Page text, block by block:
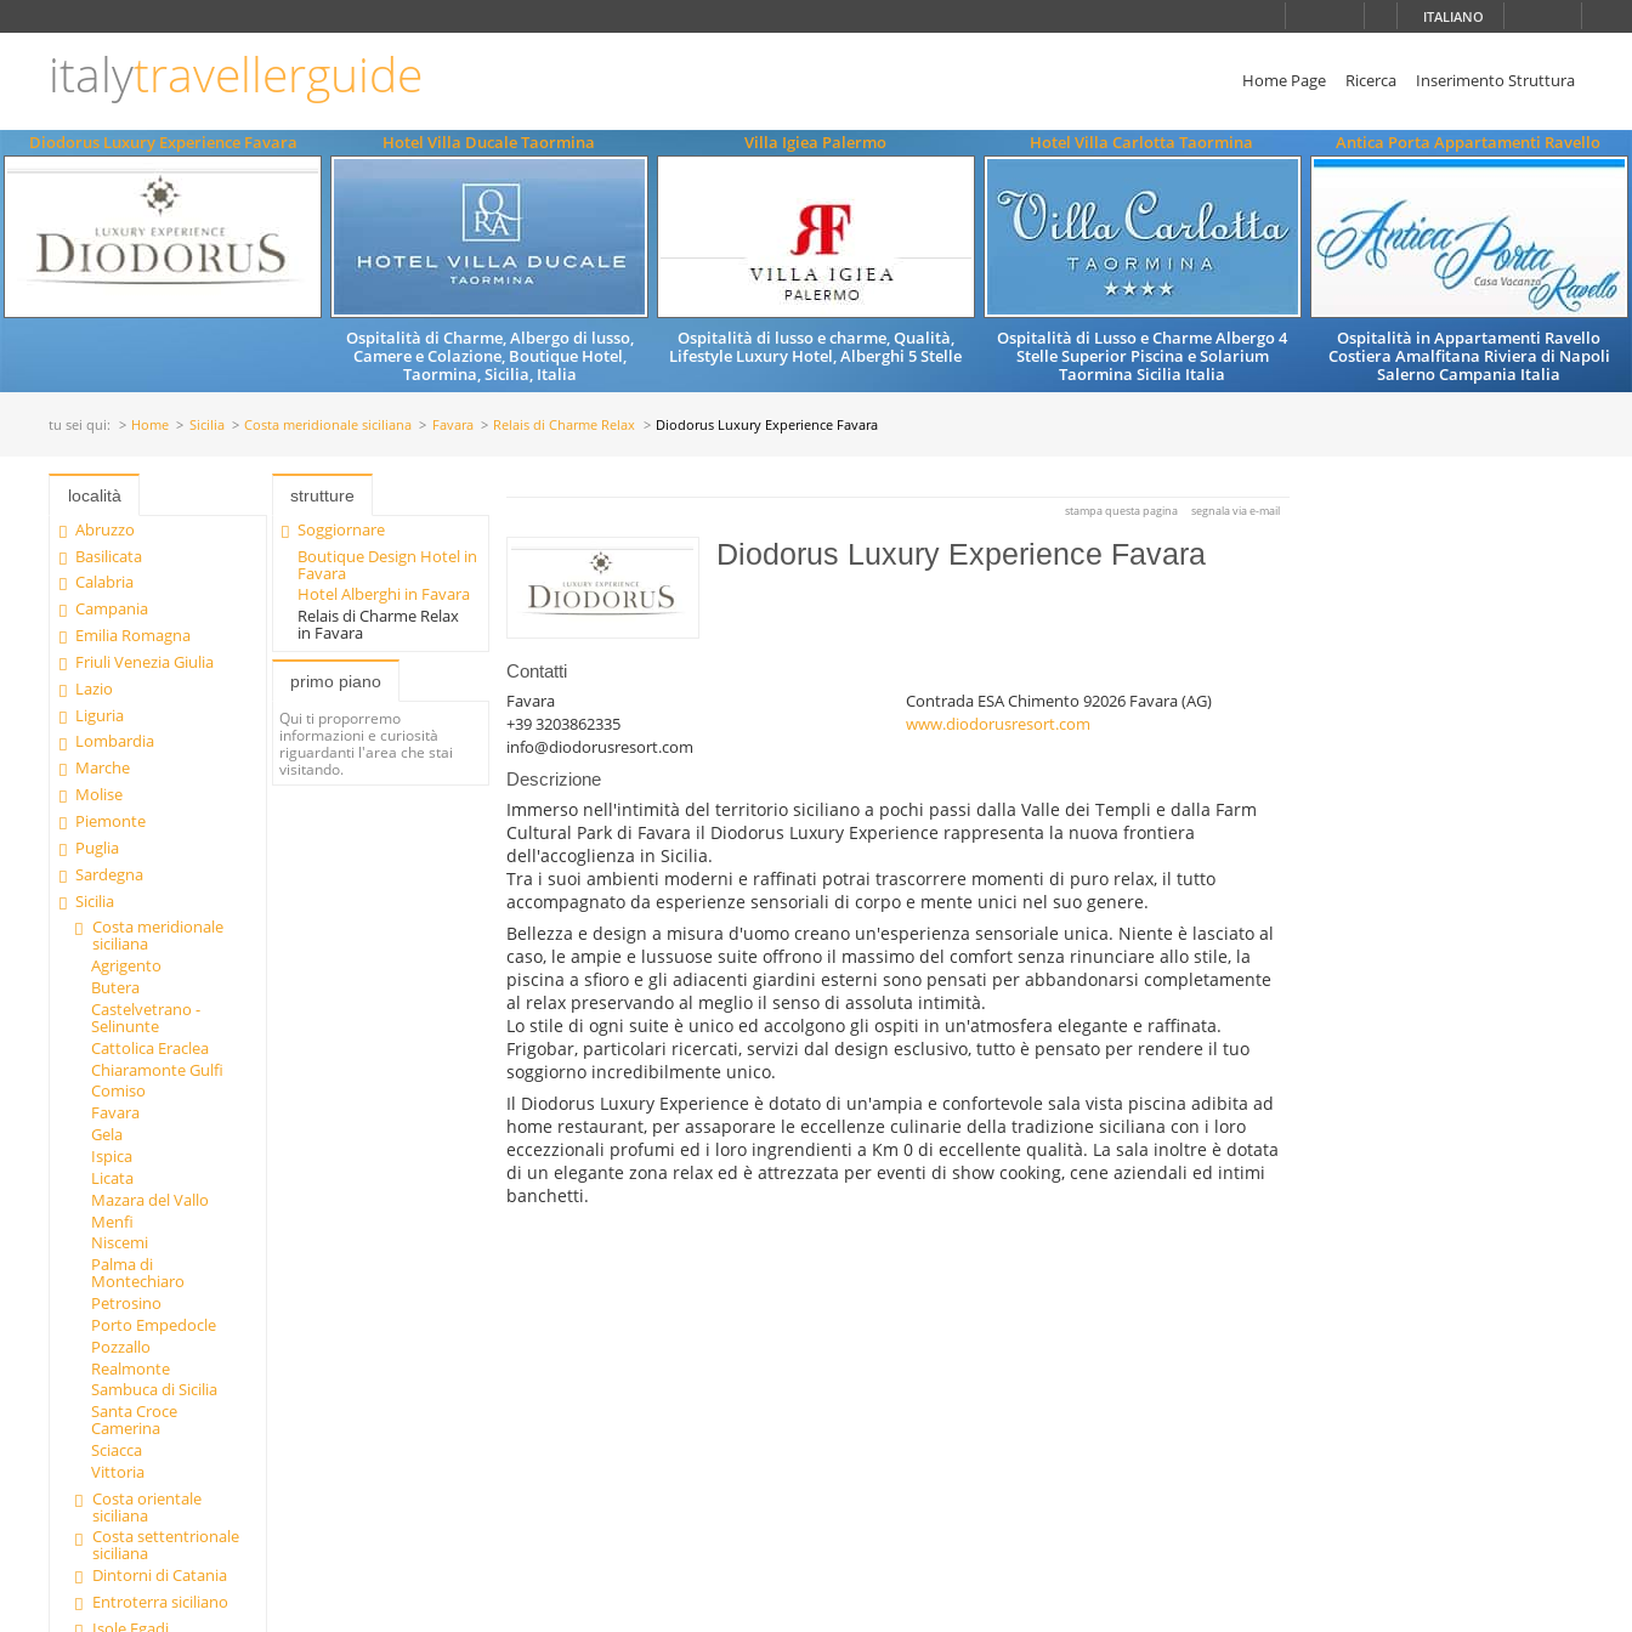
ITALIANO
italytravellerguide Home Page Ricerca Inserimento Struttura
Diodorus Luxury Experience Favara Hotel Villa Ducale Taormina
Ospitalità di Charme, Albergo di lusso,
Camere e Colazione, Boutique Hotel,
Taormina, Sicilia, Italia
Villa Igiea Palermo
Ospitalità di lusso e charme, Qualità,
Lifestyle Luxury Hotel, Alberghi 5 Stelle
Hotel Villa Carlotta Taormina
Ospitalità di Lusso e Charme Albergo 4
Stelle Superior Piscina e Solarium
Taormina Sicilia Italia
Antica Porta Appartamenti Ravello
Ospitalità in Appartamenti Ravello
Costiera Amalfitana Riviera di Napoli
Salerno Campania Italia
tu sei qui: Home Sicilia Costa meridionale siciliana Favara Relais di Charme Relax Diodorus Luxury Experience Favara
località
Abruzzo
Basilicata
Calabria
Campania
Emilia Romagna
Friuli Venezia Giulia
Lazio
Liguria
Lombardia
Marche
Molise
Piemonte
Puglia
Sardegna
Sicilia
Costa meridionale
siciliana
Agrigento
Butera
Castelvetrano -
Selinunte
Cattolica Eraclea
Chiaramonte Gulfi
Comiso
Favara
Gela
Ispica
Licata
Mazara del Vallo
Menfi
Niscemi
Palma di
Montechiaro
Petrosino
Porto Empedocle
Pozzallo
Realmonte
Sambuca di Sicilia
Santa Croce
Camerina
Sciacca
Vittoria
Costa orientale
siciliana
Costa settentrionale
siciliana
Dintorni di Catania
Entroterra siciliano
strutture
Soggiornare
Boutique Design Hotel in
Favara
Hotel Alberghi in Favara
Relais di Charme Relax
in Favara
primo piano
Qui ti proporremo
informazioni e curiosità
riguardanti l'area che stai
visitando.
stampa questa pagina segnala via e-mail
Diodorus Luxury Experience Favara
Contatti
Favara
Contrada ESA Chimento 92026 Favara (AG)
+39 3203862335
www.diodorusresort.com
info@diodorusresort.com
Descrizione
Immerso nell'intimità del territorio siciliano a pochi passi dalla Valle dei Templi e dalla Farm
Cultural Park di Favara il Diodorus Luxury Experience rappresenta la nuova frontiera
dell'accoglienza in Sicilia.
Tra i suoi ambienti moderni e raffinati potrai trascorrere momenti di puro relax, il tutto
accompagnato da esperienze sensoriali di corpo e mente unici nel suo genere.
Bellezza e design a misura d'uomo creano un'esperienza sensoriale unica. Niente è lasciato al
caso, le ampie e lussuose suite offrono il massimo del comfort senza rinunciare allo stile, la
piscina a sfioro e gli adiacenti giardini esterni sono pensati per abbandonarsi completamente
al relax preservando al meglio il senso di assoluta intimità.
Lo stile di ogni suite è unico ed accolgono gli ospiti in un'atmosfera elegante e raffinata.
Frigobar, particolari ricercati, servizi dal design esclusivo, tutto è pensato per rendere il tuo
soggiorno incredibilmente unico.
Il Diodorus Luxury Experience è dotato di un'ampia e confortevole sala vista piscina adibita ad
home restaurant, per assaporare le eccellenze culinarie della tradizione siciliana con i loro
eccezzionali profumi ed i loro ingrendienti a Km 0 di eccellente qualità. La sala inoltre è dotata
di un elegante zona relax ed è attrezzata per eventi di show cooking, cene aziendali ed intimi
banchetti.
lingua
ITALIANO
ENGLISH